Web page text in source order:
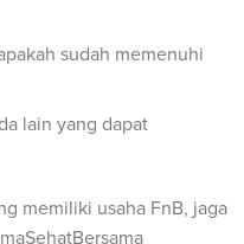
sudah memenuhi
lain yang dapat
memiliki usaha FnB, jaga